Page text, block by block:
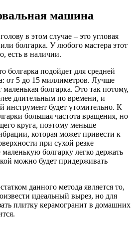
машина
в этом случае – это угловая
болгарка. У любого мастера этот
есть в наличии.
болгарка подойдет для средней
от 5 до 15 миллиметров. Лучше
маленькая болгарка. Это так потому,
длительным по времени, и
инструмент будет утомительно. К
большая частота вращения, но
круга, поэтому меньше
которая может привести к
при сухой резке
болгарку легко держать
можно будет придерживать
данного метода является то,
идеальный вырез, но для
плитку керамогранит в домашних